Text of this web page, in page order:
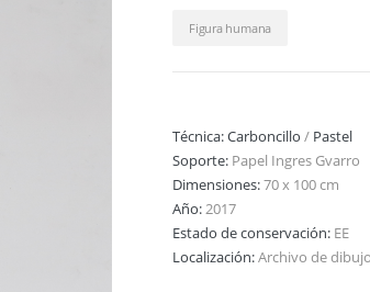
Figura humana
Técnica:Carboncillo / Pastel
Soporte: Papel Ingres Gvarro
Dimensiones:70 x 100 cm
Año:2017
Estado de conservación: EE
Localización:Archivo de